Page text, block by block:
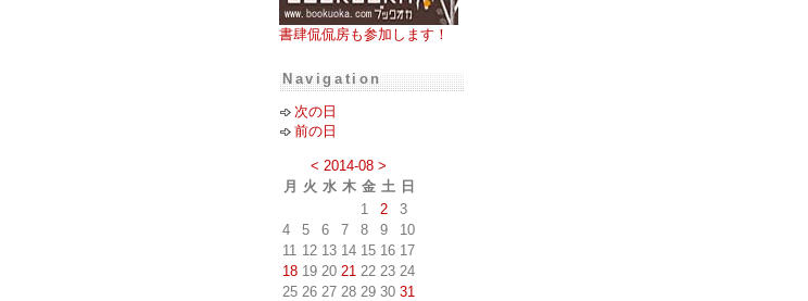
書肆侃侃房も参加します！
Navigation
次の日
前の日
< 2014-08 >
月
火 水 木 金 土 日
1
2
3
4
5 6 7 8 9
10
11 12 13 14 15 16 17
18 19 20 21 22 23 24
25 26 27 28 29 30 31